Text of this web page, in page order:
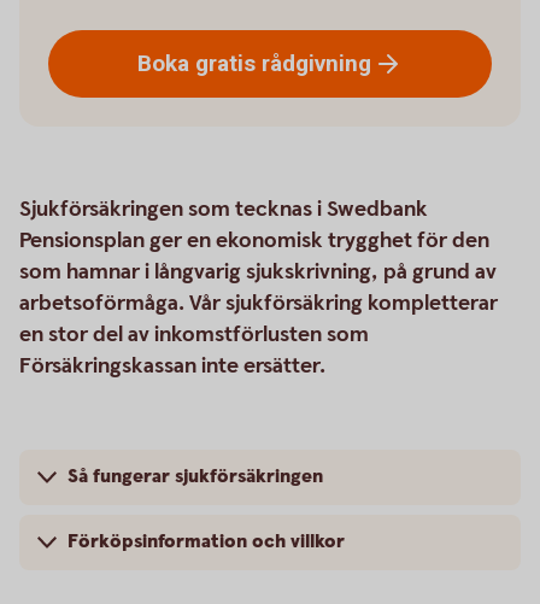
Boka gratis rådgivning
Sjukförsäkringen som tecknas i Swedbank
Pensionsplan ger en ekonomisk trygghet för den
som hamnar i långvarig sjukskrivning, på grund av
arbetsoförmåga. Vår sjukförsäkring kompletterar
en stor del av inkomstförlusten som
Försäkringskassan inte ersätter.
Så fungerar sjukförsäkringen
Förköpsinformation och villkor